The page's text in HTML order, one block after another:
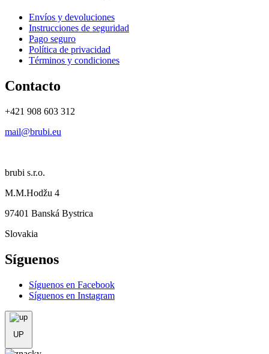
Envíos y devoluciones
Instrucciones de seguridad
Pago seguro
Política de privacidad
Términos y condiciones
Contacto
+421 908 603 312
mail@brubi.eu
brubi s.r.o.
M.M.Hodžu 4
97401 Banská Bystrica
Slovakia
Síguenos
Síguenos en Facebook
Síguenos en Instagram
UP